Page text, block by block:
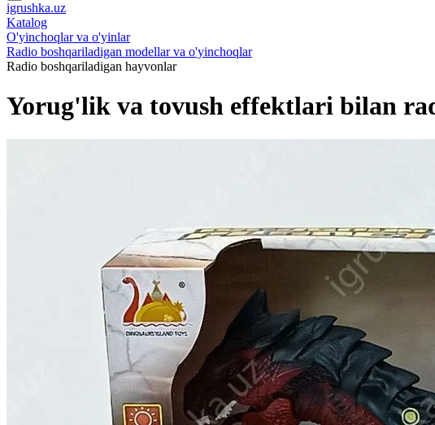
igrushka.uz
Katalog
O'yinchoqlar va o'yinlar
Radio boshqariladigan modellar va o'yinchoqlar
Radio boshqariladigan hayvonlar
Yorug'lik va tovush effektlari bilan